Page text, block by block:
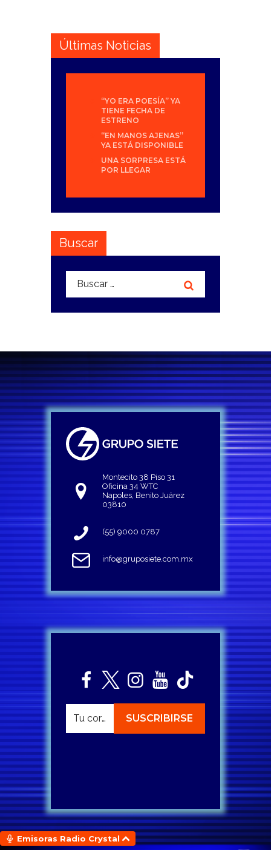
Últimas Noticias
“YO ERA POESÍA” YA
TIENE FECHA DE
ESTRENO
“EN MANOS AJENAS”
YA ESTÁ DISPONIBLE
UNA SORPRESA ESTÁ
POR LLEGAR
Buscar
Buscar:
Montecito 38 Piso 31
Oficina 34 WTC
Napoles, Benito Juárez
03810
(55) 9000 0787
info@gruposiete.com.mx
Emisoras Radio Crystal